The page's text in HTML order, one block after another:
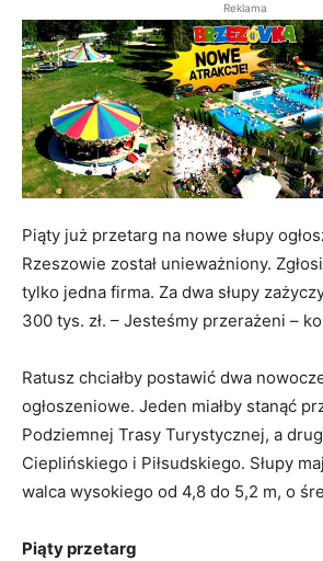
Reklama
Piąty już przetarg na nowe słupy
Rzeszowie został unieważniony.
tylko jedna firma. Za dwa słupy
300 tys. zł. – Jesteśmy przerażeni –
Ratusz chciałby postawić dwa
ogłoszeniowe. Jeden miałby stanąć
Podziemnej Trasy Turystycznej, a
Cieplińskiego i Piłsudskiego. Słupy
walca wysokiego od 4,8 do 5,2 m, o
Piąty przetarg